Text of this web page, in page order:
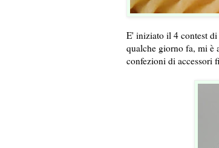
E' iniziato il 4 contest di
qualche giorno fa, mi è
confezioni di accessori